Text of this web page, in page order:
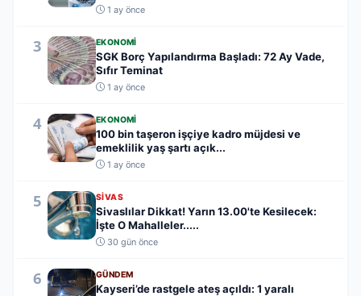
1 ay önce
3 EKONOMI
SGK Borç Yapılandırma Başladı: 72 Ay Vade,
Sıfır Teminat
1 ay önce
4 EKONOMI
100 bin taşeron işçiye kadro müjdesi ve
emeklilik yaş şartı açık...
1 ay önce
5 SIVAS
Sivaslılar Dikkat! Yarın 13.00'te Kesilecek:
İşte O Mahalleler.....
30 gün önce
6 GÜNDEM
Kayseri’de rastgele ateş açıldı: 1 yaralı